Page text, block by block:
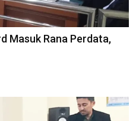
Masuk Rana Perdata,